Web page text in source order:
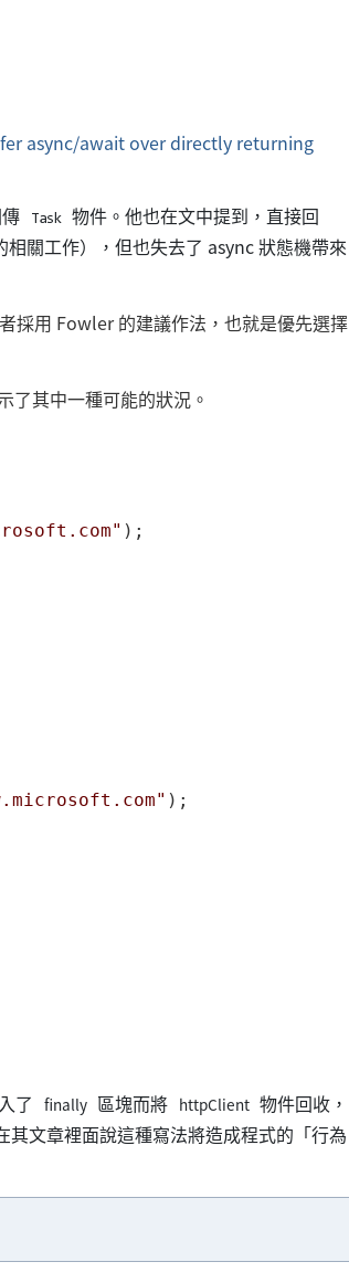
async/await over directly returning
Task
物件。他也在文中提到，直接回
關工作），但也失去了 async 狀態機帶來
採用 Fowler 的建議作法，也就是優先選擇
了其中一種可能的狀況。
);
);
了 finally 區塊而將 httpClient 物件回收，
其文章裡面說這種寫法將造成程式的「行為